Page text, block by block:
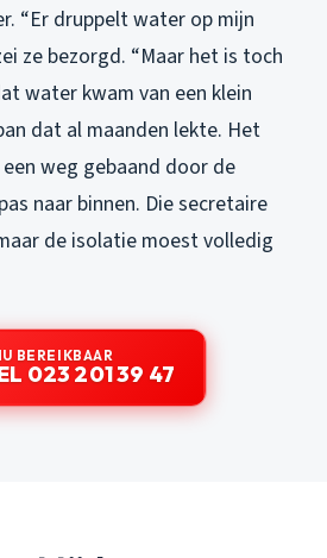
“Er druppelt water op mijn
ze bezorgd. “Maar het is toch
water kwam van een klein
dat al maanden lekte. Het
weg gebaand door de
naar binnen. Die secretaire
de isolatie moest volledig
BEREIKBAAR
023 201 39 47